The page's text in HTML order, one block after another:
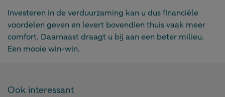
Investeren in de verduurzaming kan u dus financiële
voordelen geven en levert bovendien thuis vaak meer
comfort. Daarnaast draagt u bij aan een beter milieu.
Een mooie win-win.
Ook interessant